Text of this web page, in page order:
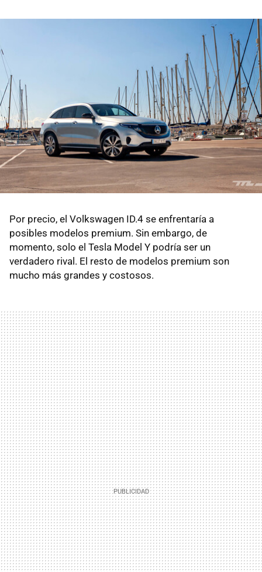
Por precio, el Volkswagen ID.4 se enfrentaría a
posibles modelos premium. Sin embargo, de
momento, solo el Tesla Model Y podría ser un
verdadero rival. El resto de modelos premium son
mucho más grandes y costosos.